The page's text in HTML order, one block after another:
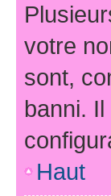
votre
sont,
banni.
Haut